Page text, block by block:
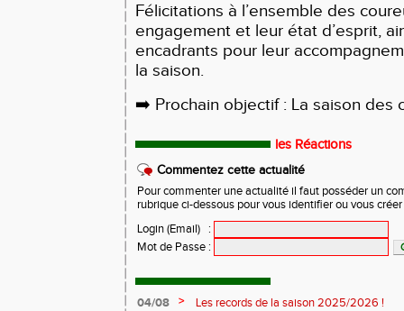
Félicitations à l’ensemble des
engagement et leur état d’esprit,
encadrants pour leur
la saison.
➡️ Prochain objectif : La saison des
les Réactions
Commentez cette actualité
Pour commenter une actualité il faut posséder un
rubrique ci-dessous pour vous identifier ou vous
Login (Email)
:
Mot de Passe :
04/08 >
Les records de la saison 2025/2026 !